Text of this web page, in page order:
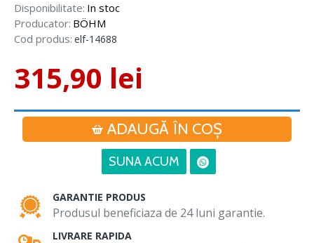
Disponibilitate: In stoc
Producator: BÖHM
Cod produs: elf-14688
315,90 lei
ADAUGĂ ÎN COŞ
SUNA ACUM
GARANTIE PRODUS
Produsul beneficiaza de 24 luni garantie.
LIVRARE RAPIDA